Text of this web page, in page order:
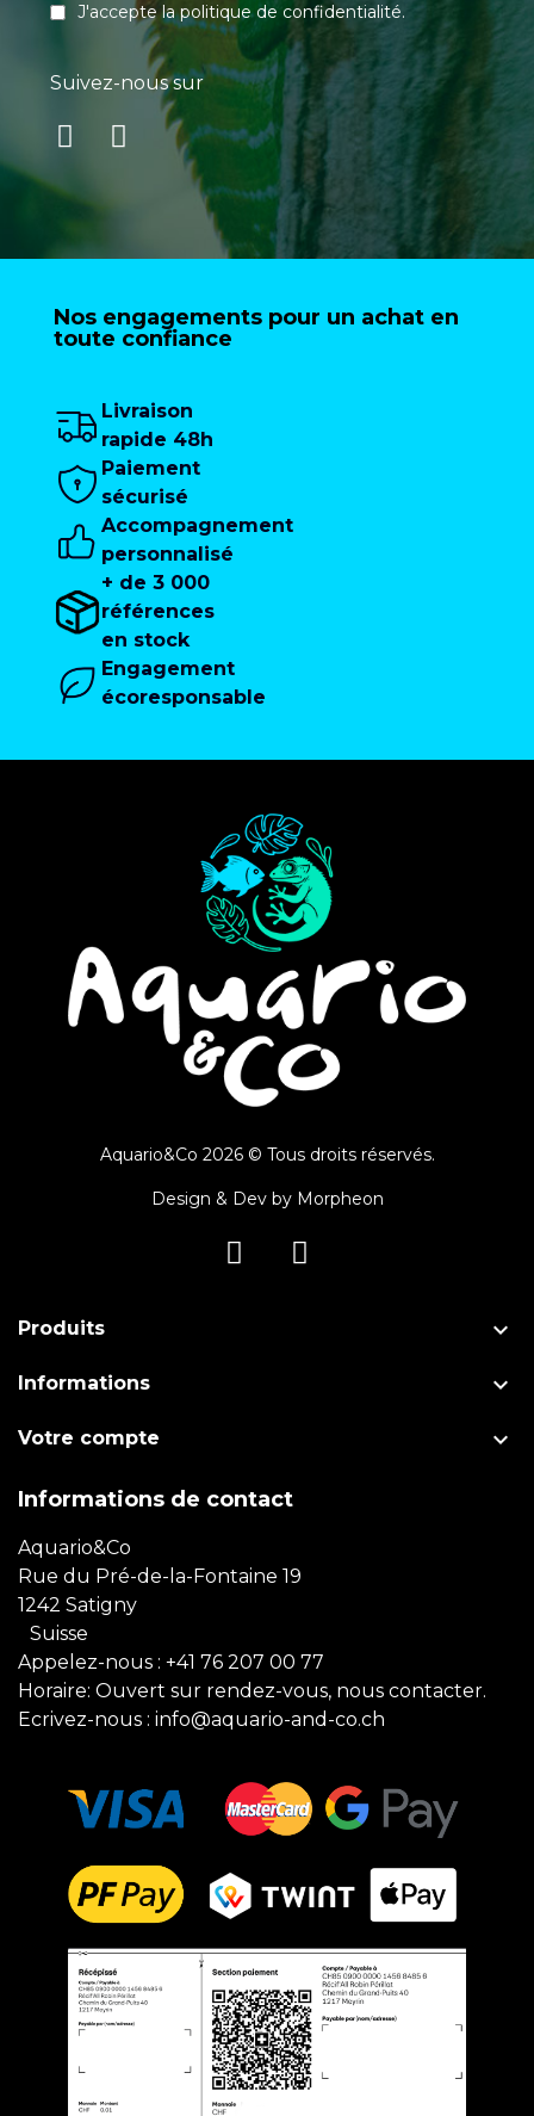
J'accepte lapolitique de confidentialité.
Suivez-nous sur
Nos engagements pour un achat en
toute confiance
Livraison
rapide 48h
Paiement
sécurisé
Accompagnement
personnalisé
+ de 3 000
références
en stock
Engagement
écoresponsable
Aquario&Co 2026 © Tous droits réservés.
Design & Dev by Morpheon
Produits 
Informations 
Votre compte 
Informations de contact
Aquario&Co
Rue du Pré-de-la-Fontaine 19
1242 Satigny
Suisse
Appelez-nous : +41 76 207 00 77
Horaire: Ouvert sur rendez-vous, nous contacter.
Ecrivez-nous : info@aquario-and-co.ch